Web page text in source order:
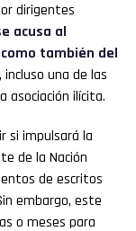
dirigentes
acusa al
también del
, incluso una de las
asociación ilícita.
si impulsará la
de la Nación
de escritos
embargo, este
o meses para